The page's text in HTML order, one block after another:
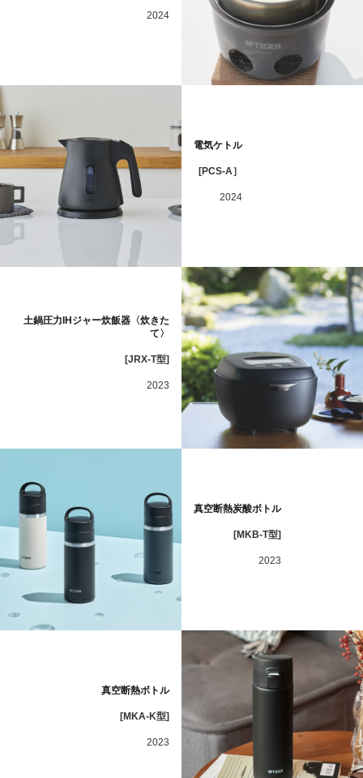
2024
電気ケトル
[PCS-A］
2024
土鍋圧力IHジャー炊飯器〈炊きた
て〉
[JRX-T型]
2023
真空断熱炭酸ボトル
[MKB-T型]
2023
真空断熱ボトル
[MKA-K型]
2023